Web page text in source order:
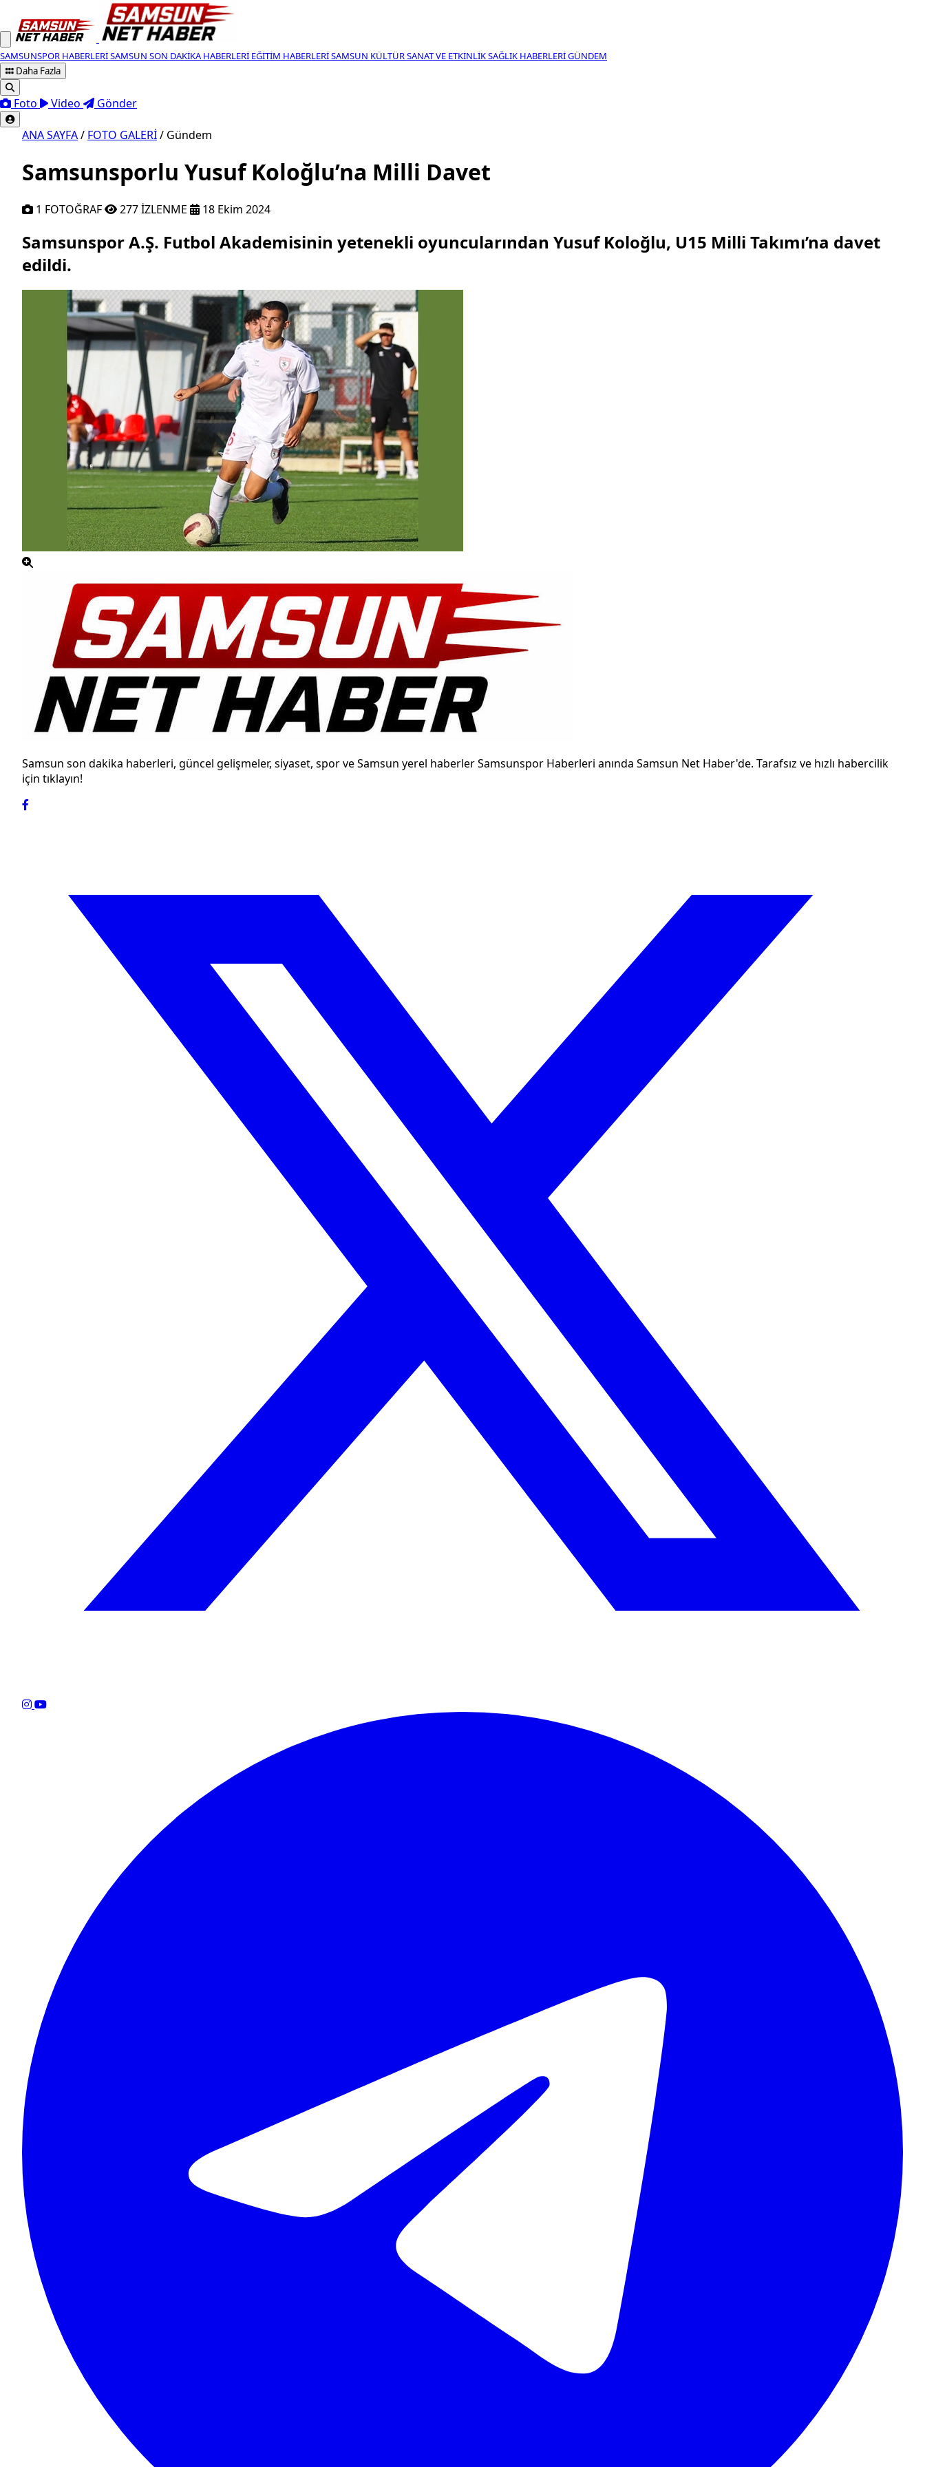
SAMSUNSPOR HABERLERISAMSUN SON DAKIKA HABERLERI EĞITIM HABERLERISAMSUN KÜLTÜR SANAT VE ETKINLIKSAĞLIK HABERLERIGÜNDEM
Daha Fazla
Foto Video Gönder
ANA SAYFA/ FOTO GALERİ/ Gündem
Samsunsporlu Yusuf Koloğlu’na Milli Davet
1 FOTOĞRAF 277 İZLENME 18 Ekim 2024
Samsunspor A.Ş. Futbol Akademisinin yetenekli oyuncularından Yusuf Koloğlu, U15 Milli Takımı’na davet
edildi.
Samsun son dakika haberleri, güncel gelişmeler, siyaset, spor ve Samsun yerel haberler Samsunspor Haberleri anında Samsun Net Haber'de. Tarafsız ve hızlı habercilik
için tıklayın!